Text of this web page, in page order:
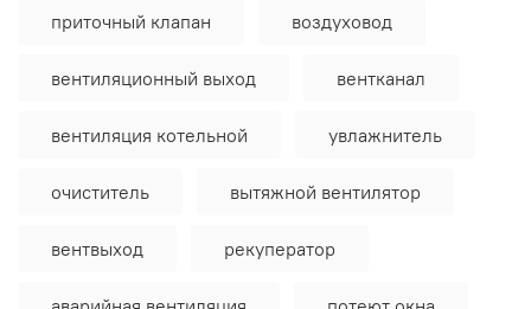
приточный клапан воздуховод
вентиляционный выход вентканал
вентиляция котельной увлажнитель
очиститель вытяжной вентилятор
вентвыход рекуператор